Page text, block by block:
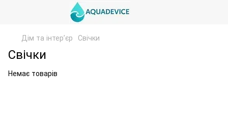
Дім та інтерʼєр Свічки
Свічки
Немає товарів